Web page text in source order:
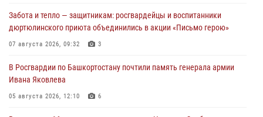
Забота и тепло — защитникам: росгвардейцы и воспитанники
дюртюлинского приюта объединились в акции «Письмо герою»
07 августа 2026, 09:32 3
В Росгвардии по Башкортостану почтили память генерала армии
Ивана Яковлева
05 августа 2026, 12:10 6